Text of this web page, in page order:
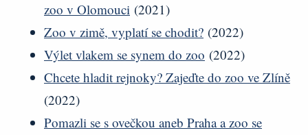
zoo v Olomouci (2021)
Zoo v zimě, vyplatí se chodit? (2022)
Výlet vlakem se synem do zoo (2022)
Chcete hladit rejnoky? Zajeďte do zoo ve Zlíně
(2022)
Pomazli se s ovečkou aneb Praha a zoo se